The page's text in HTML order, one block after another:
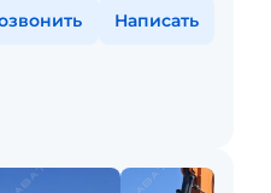
Написать